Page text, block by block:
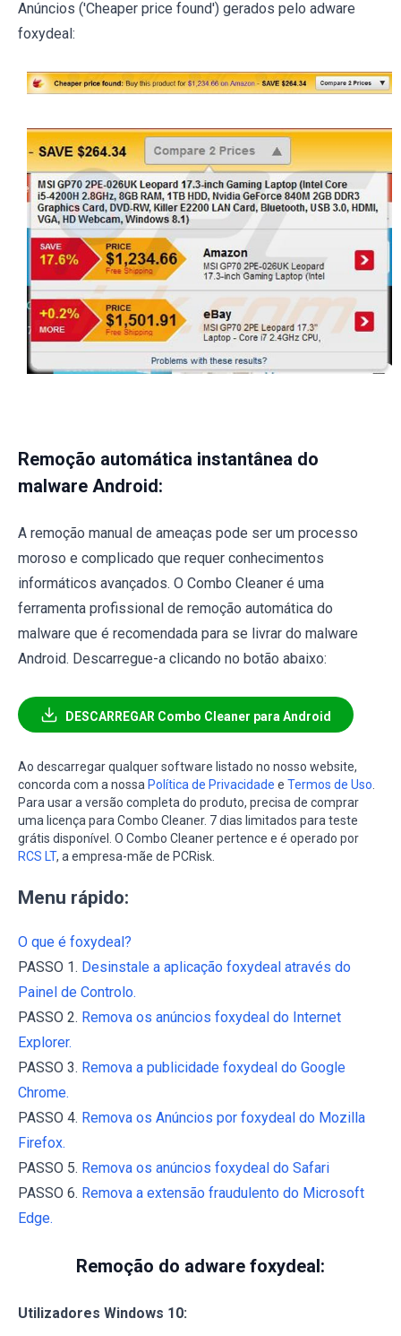
Anúncios ('Cheaper price found') gerados pelo adware
foxydeal:
Remoção automática instantânea do
malware Android:
A remoção manual de ameaças pode ser um processo
moroso e complicado que requer conhecimentos
informáticos avançados. O Combo Cleaner é uma
ferramenta profissional de remoção automática do
malware que é recomendada para se livrar do malware
Android. Descarregue-a clicando no botão abaixo:
DESCARREGAR Combo Cleaner para Android
Ao descarregar qualquer software listado no nosso website,
concorda com a nossa Política de Privacidade e Termos de Uso.
Para usar a versão completa do produto, precisa de comprar
uma licença para Combo Cleaner. 7 dias limitados para teste
grátis disponível. O Combo Cleaner pertence e é operado por
RCS LT, a empresa-mãe de PCRisk.
Menu rápido:
O que é foxydeal?
PASSO 1. Desinstale a aplicação foxydeal através do
Painel de Controlo.
PASSO 2. Remova os anúncios foxydeal do Internet
Explorer.
PASSO 3. Remova a publicidade foxydeal do Google
Chrome.
PASSO 4. Remova os Anúncios por foxydeal do Mozilla
Firefox.
PASSO 5. Remova os anúncios foxydeal do Safari
PASSO 6. Remova a extensão fraudulento do Microsoft
Edge.
Remoção do adware foxydeal:
Utilizadores Windows 10: